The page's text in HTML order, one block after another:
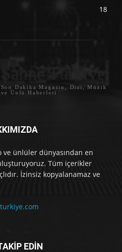
18
Sahne Türkiye
Son Dakika Magazin, Dizi, Müzik
ve Ünlü Haberleri
ünlüler dünyasından en
Tüm içerikler
İzinsiz kopyalanamaz ve
EDİN